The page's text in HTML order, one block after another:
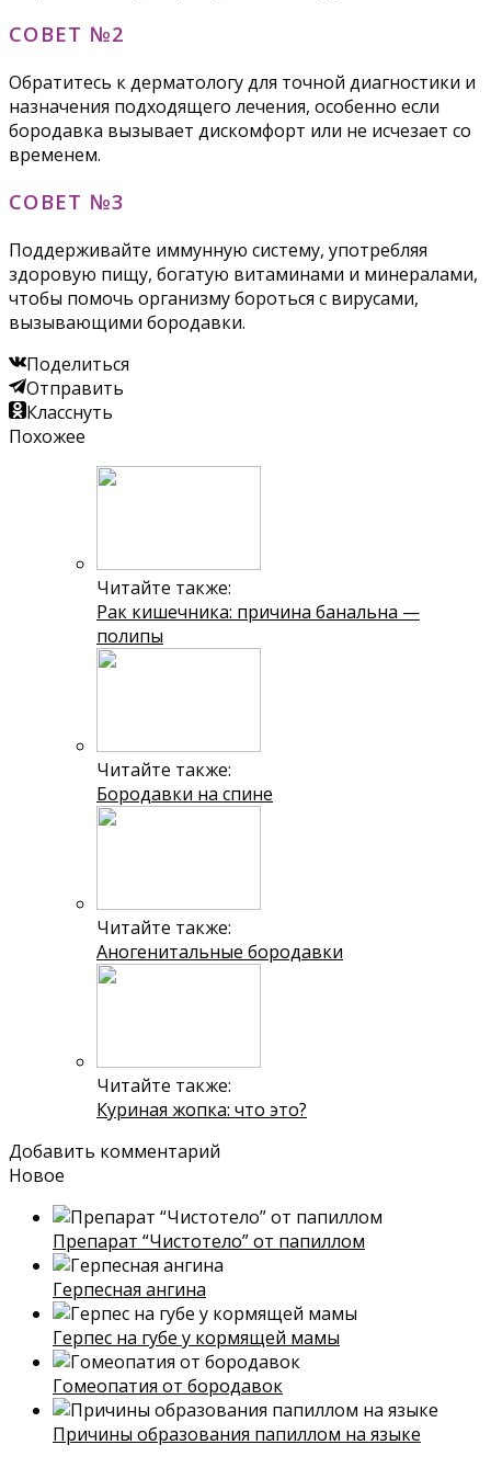
СОВЕТ №2
Обратитесь к дерматологу для точной диагностики и
назначения подходящего лечения, особенно если
бородавка вызывает дискомфорт или не исчезает со
временем.
СОВЕТ №3
Поддерживайте иммунную систему, употребляя
здоровую пищу, богатую витаминами и минералами,
чтобы помочь организму бороться с вирусами,
вызывающими бородавки.
Поделиться
Отправить
Класснуть
Похожее
Читайте также:
Рак кишечника: причина банальна —
полипы
Читайте также:
Бородавки на спине
Читайте также:
Аногенитальные бородавки
Читайте также:
Куриная жопка: что это?
Добавить комментарий
Новое
Препарат “Чистотело” от папиллом
Герпесная ангина
Герпес на губе у кормящей мамы
Гомеопатия от бородавок
Причины образования папиллом на языке